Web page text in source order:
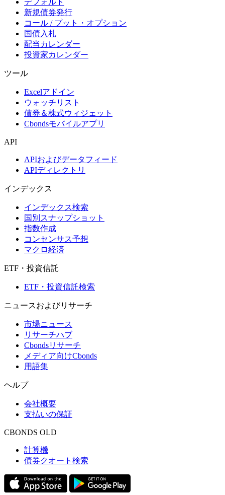
デフォルト
新規債券発行
コール / プット・オプション
国債入札
配当カレンダー
投資家カレンダー
ツール
Excelアドイン
ウォッチリスト
債券＆株式ウィジェット
Cbondsモバイルアプリ
API
APIおよびデータフィード
APIディレクトリ
インデックス
インデックス検索
国別スナップショット
指数作成
コンセンサス予想
マクロ経済
ETF・投資信託
ETF・投資信託検索
ニュースおよびリサーチ
市場ニュース
リサーチハブ
Cbondsリサーチ
メディア向けCbonds
用語集
ヘルプ
会社概要
支払いの保証
CBONDS OLD
計算機
債券クオート検索